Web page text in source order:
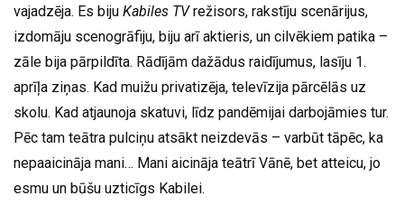
vajadzēja. Es biju Kabiles TVrežisors, rakstīju scenārijus,
izdomāju scenogrāfiju, biju arī aktieris, un cilvēkiem patika –
zāle bija pārpildīta. Rādījām dažādus raidījumus, lasīju 1.
aprīļa ziņas. Kad muižu privatizēja, televīzija pārcēlās uz
skolu. Kad atjaunoja skatuvi, līdz pandēmijai darbojāmies tur.
Pēc tam teātra pulciņu atsākt neizdevās – varbūt tāpēc, ka
nepaaicināja mani… Mani aicināja teātrī Vānē, bet atteicu, jo
esmu un būšu uzticīgs Kabilei.